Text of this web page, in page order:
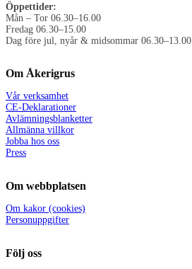
Öppettider:
Mån – Tor 06.30–16.00
Fredag 06.30–15.00
Dag före jul, nyår & midsommar 06.30–13.00
Om Åkerigrus
Vår verksamhet
CE-Deklarationer
Avlämningsblanketter
Allmänna villkor
Jobba hos oss
Press
Om webbplatsen
Om kakor (cookies)
Personuppgifter
Följ oss